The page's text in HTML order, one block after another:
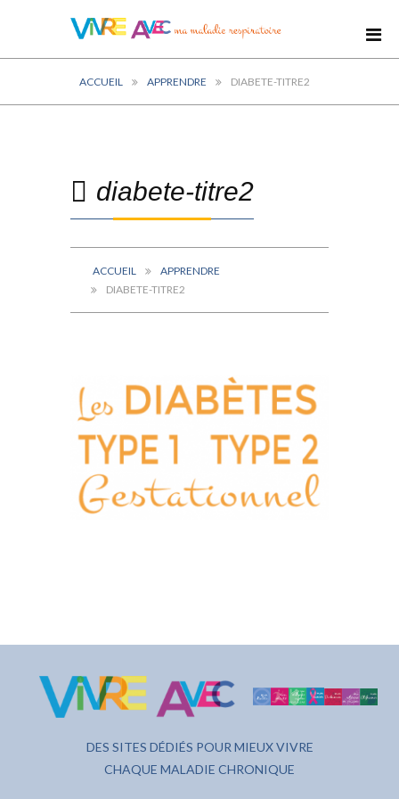
ACCUEIL APPRENDRE DIABETE-TITRE2
diabete-titre2
ACCUEIL
APPRENDRE
DIABETE-TITRE2
DES SITES DÉDIÉS POUR MIEUX VIVRE
CHAQUE MALADIE CHRONIQUE